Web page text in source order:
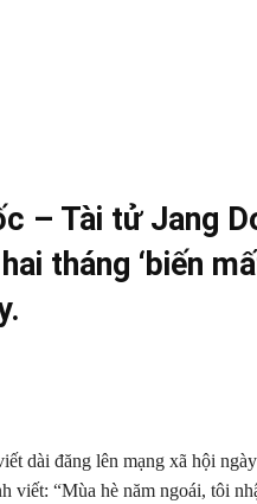
– Tài tử Jang
tháng ‘biến
dài đăng lên mạng xã hội
viết: “Mùa hè năm ngoái, tôi